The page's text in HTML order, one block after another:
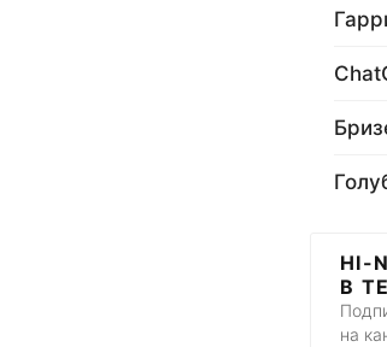
HI-
В
на